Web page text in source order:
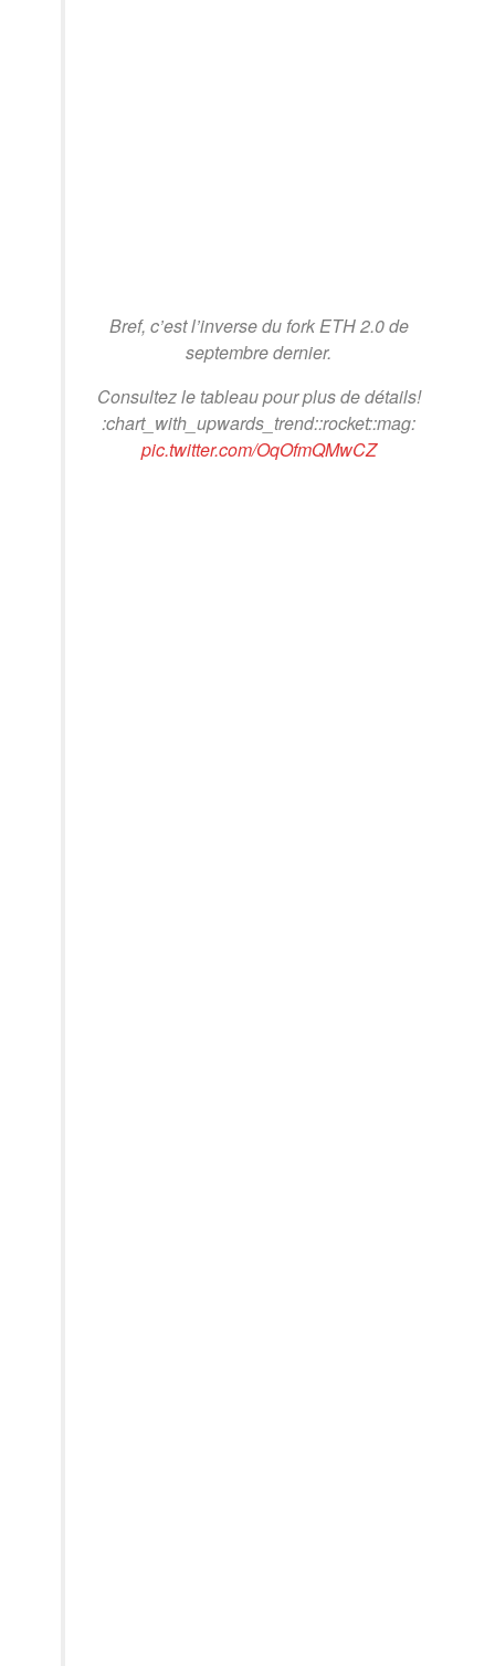
Bref, c’est l’inverse du fork ETH 2.0 de
septembre dernier.
Consultez le tableau pour plus de détails!
:chart_with_upwards_trend::rocket::mag:
pic.twitter.com/OqOfmQMwCZ